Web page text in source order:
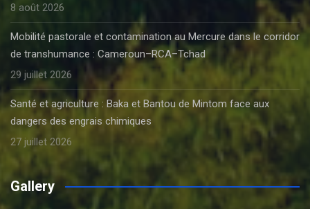
8 août 2026
Mobilité pastorale et contamination au Mercure dans le corridor
de transhumance : Cameroun–RCA–Tchad
29 juillet 2026
Santé et agriculture : Baka et Bantou de Mintom face aux
dangers des engrais chimiques
27 juillet 2026
Gallery